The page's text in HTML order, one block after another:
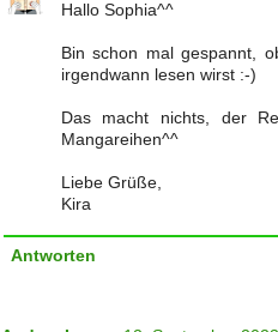
Hallo Sophia^^
Bin schon mal gespannt,
irgendwann lesen wirst :-)
Das macht nichts, der
Mangareihen^^
Liebe Grüße,
Kira
Antworten